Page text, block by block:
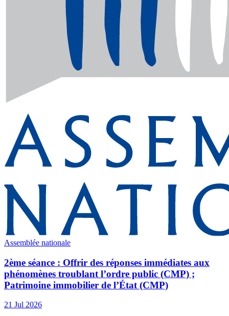
Assemblée nationale
2ème séance : Offrir des réponses immédiates aux
phénomènes troublant l’ordre public (CMP) ;
Patrimoine immobilier de l’État (CMP)
21 Jul 2026